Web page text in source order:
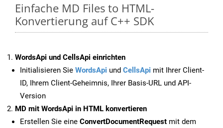
Einfache MD Files to HTML-
Konvertierung auf C++ SDK
WordsApi und CellsApi einrichten
Initialisieren Sie WordsApi und CellsApi mit Ihrer Client-
ID, Ihrem Client-Geheimnis, Ihrer Basis-URL und API-
Version
MD mit WordsApi in HTML konvertieren
Erstellen Sie eine ConvertDocumentRequest mit dem